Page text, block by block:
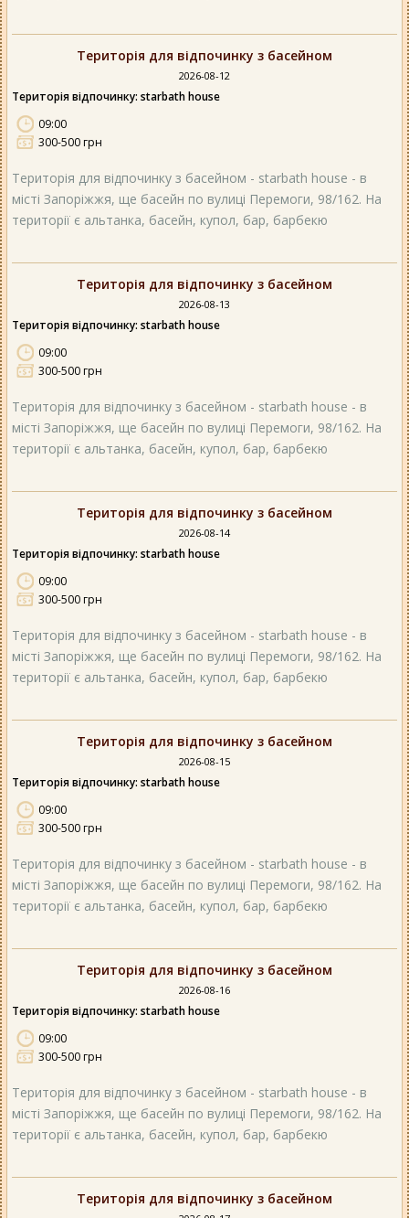
Територія для відпочинку з басейном
2026-08-12
Територія відпочинку: starbath house
09:00
300-500 грн
Територія для відпочинку з басейном - starbath house - в
місті Запоріжжя, ще басейн по вулиці Перемоги, 98/162. На
території є альтанка, басейн, купол, бар, барбекю
Територія для відпочинку з басейном
2026-08-13
Територія відпочинку: starbath house
09:00
300-500 грн
Територія для відпочинку з басейном - starbath house - в
місті Запоріжжя, ще басейн по вулиці Перемоги, 98/162. На
території є альтанка, басейн, купол, бар, барбекю
Територія для відпочинку з басейном
2026-08-14
Територія відпочинку: starbath house
09:00
300-500 грн
Територія для відпочинку з басейном - starbath house - в
місті Запоріжжя, ще басейн по вулиці Перемоги, 98/162. На
території є альтанка, басейн, купол, бар, барбекю
Територія для відпочинку з басейном
2026-08-15
Територія відпочинку: starbath house
09:00
300-500 грн
Територія для відпочинку з басейном - starbath house - в
місті Запоріжжя, ще басейн по вулиці Перемоги, 98/162. На
території є альтанка, басейн, купол, бар, барбекю
Територія для відпочинку з басейном
2026-08-16
Територія відпочинку: starbath house
09:00
300-500 грн
Територія для відпочинку з басейном - starbath house - в
місті Запоріжжя, ще басейн по вулиці Перемоги, 98/162. На
території є альтанка, басейн, купол, бар, барбекю
Територія для відпочинку з басейном